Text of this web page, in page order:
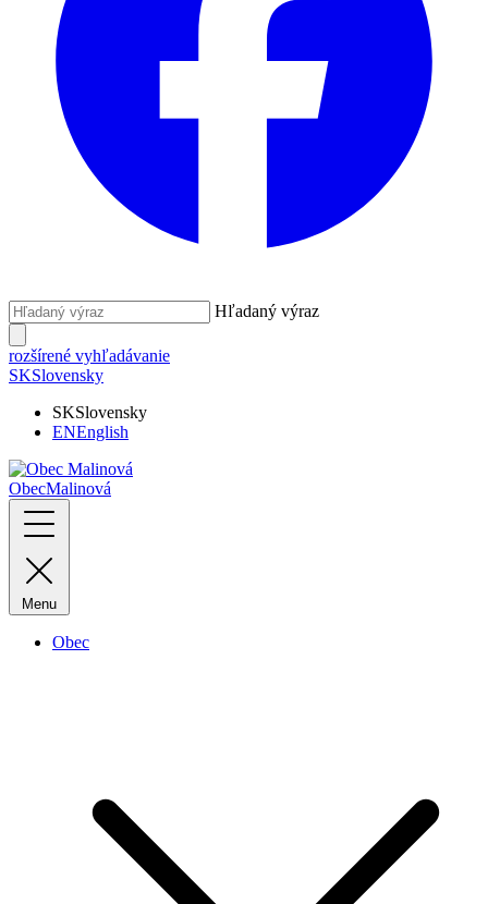
Hľadaný výraz
rozšírené vyhľadávanie
SKSlovensky
SKSlovensky
ENEnglish
ObecMalinová
Menu
Obec